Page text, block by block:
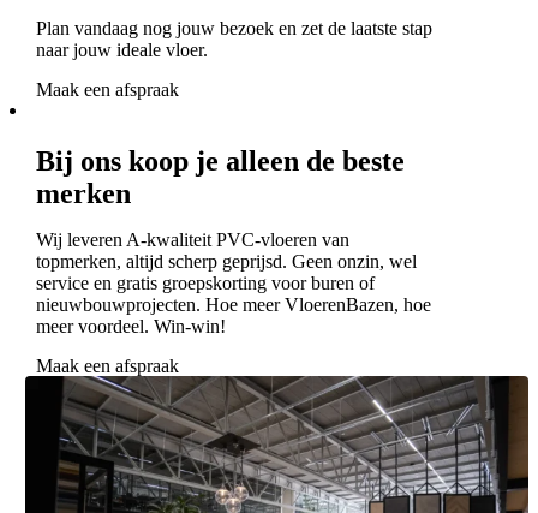
Plan vandaag nog jouw bezoek en zet de laatste stap
naar jouw ideale vloer.
Maak een afspraak
Bij ons koop je alleen de beste
merken
Wij leveren A-kwaliteit PVC-vloeren van
topmerken, altijd scherp geprijsd. Geen onzin, wel
service en gratis groepskorting voor buren of
nieuwbouwprojecten. Hoe meer VloerenBazen, hoe
meer voordeel. Win-win!
Maak een afspraak